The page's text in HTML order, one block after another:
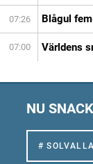
07:26 Blågul
07:00 Världens
NU
# SOLVALLA